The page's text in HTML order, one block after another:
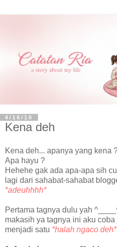
4/16/10
Kena deh
Kena deh... apanya yang kena
Apa hayu ?
Hehehe gak ada apa-apa sih
lagi dari sahabat-sahabat
*adeuhhhh*
Pertama tagnya dulu yah
makasih ya tagnya ini aku
menjadi satu *halah ngaco deh*